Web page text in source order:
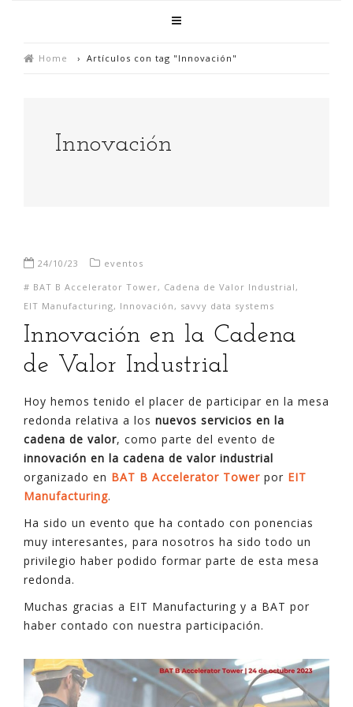
Home › Artículos con tag "Innovación"
Innovación
24/10/23
eventos
# BAT B Accelerator Tower, Cadena de Valor Industrial ,
EIT Manufacturing, Innovación , savvy data systems
Innovación en la Cadena
de Valor Industrial
Hoy hemos tenido el placer de participar en la mesa
redonda relativa a los nuevos servicios en la
cadena de valor, como parte del evento de
innovación en la cadena de valor industrial
organizado en BAT B Accelerator Tower por EIT
Manufacturing.
Ha sido un evento que ha contado con ponencias
muy interesantes, para nosotros ha sido todo un
privilegio haber podido formar parte de esta mesa
redonda.
Muchas gracias a EIT Manufacturing y a BAT por
haber contado con nuestra participación.